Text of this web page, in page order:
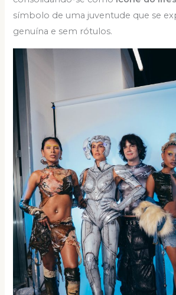
símbolo de uma juventude que se
genuína e sem rótulos.